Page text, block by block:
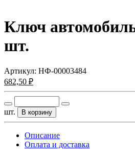
Ключ
шт.
Артикул: НФ-00003484
682,50 ₽
шт. В корзину
Описание
Оплата и доставка